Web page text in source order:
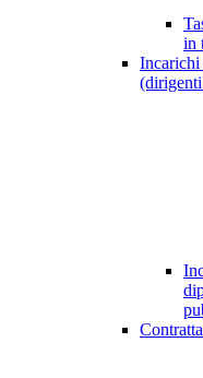
in
Incarichi